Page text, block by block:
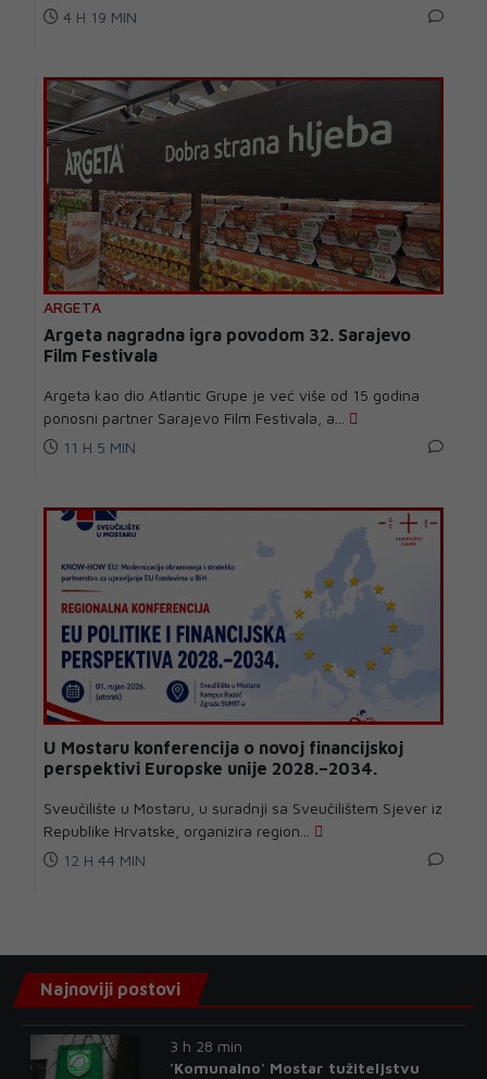
4 H 19 MIN
ARGETA
Argeta nagradna igra povodom 32. Sarajevo
Film Festivala
Argeta kao dio Atlantic Grupe je već više od 15 godina
ponosni partner Sarajevo Film Festivala, a...
11 H 5 MIN
U Mostaru konferencija o novoj financijskoj
perspektivi Europske unije 2028.–2034.
Sveučilište u Mostaru, u suradnji sa Sveučilištem Sjever iz
Republike Hrvatske, organizira region...
12 H 44 MIN
Najnoviji postovi
3 h 28 min
'Komunalno' Mostar tužiteljstvu